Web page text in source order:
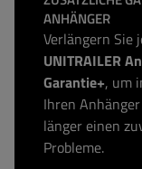
ANHÄNGER
Verlängern Sie
UNITRAILER
Garantie+, um
Ihren
länger einen
Probleme.